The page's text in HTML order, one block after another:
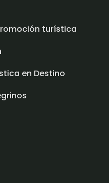
turística
en Destino